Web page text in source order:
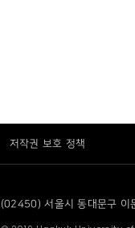
저작권 보호 정책
(02450) 서울시 동대문구